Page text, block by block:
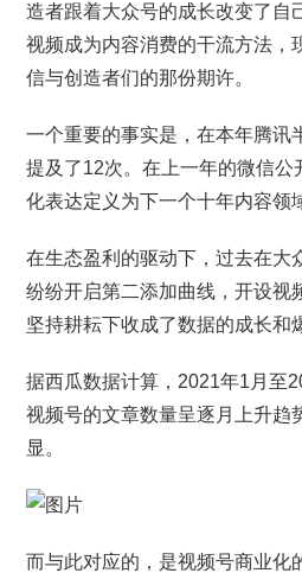
造者跟着大众号的成长改变了自
视频成为内容消费的干流方法，
信与创造者们的那份期许。
一个重要的事实是，在本年腾讯
提及了12次。在上一年的微信公
化表达定义为下一个十年内容领
在生态盈利的驱动下，过去在大
纷纷开启第二添加曲线，开设视
坚持耕耘下收成了数据的成长和
据西瓜数据计算，2021年1月至
视频号的文章数量呈逐月上升趋
显。
而与此对应的，是视频号商业化